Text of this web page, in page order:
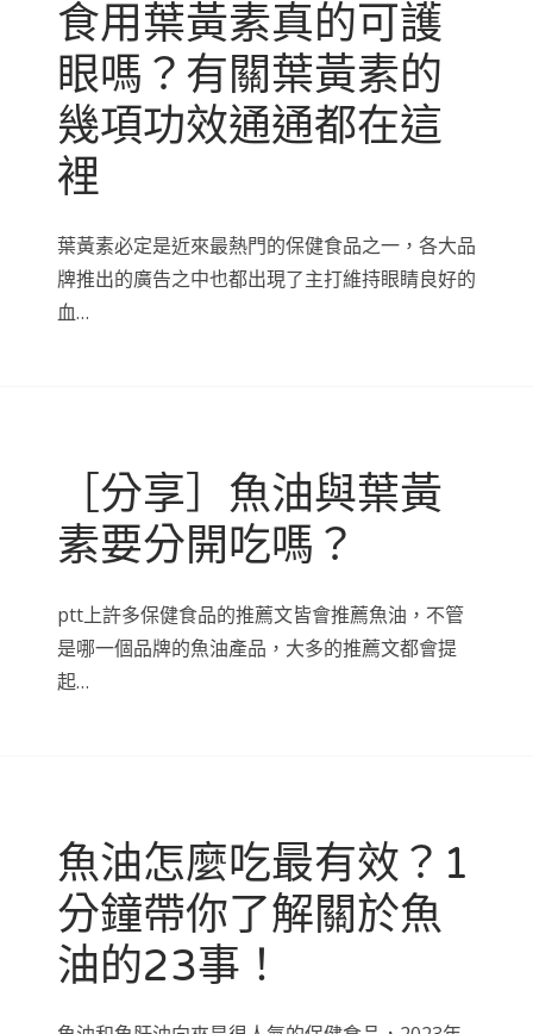
食用葉黃素真的可護
眼嗎？有關葉黃素的
幾項功效通通都在這
裡
葉黃素必定是近來最熱門的保健食品之一，各大品
牌推出的廣告之中也都出現了主打維持眼睛良好的
血…
［分享］魚油與葉黃
素要分開吃嗎？
ptt上許多保健食品的推薦文皆會推薦魚油，不管
是哪一個品牌的魚油產品，大多的推薦文都會提
起…
魚油怎麼吃最有效？1
分鐘帶你了解關於魚
油的23事！